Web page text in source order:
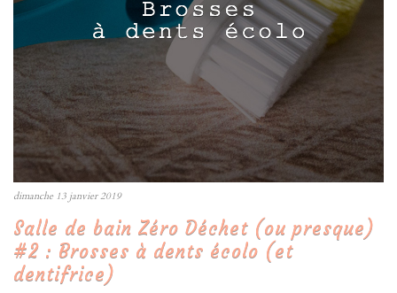
dimanche 13 janvier 2019
Salle de bain Zéro Déchet (ou presque)
#2 : Brosses à dents écolo (et
dentifrice)